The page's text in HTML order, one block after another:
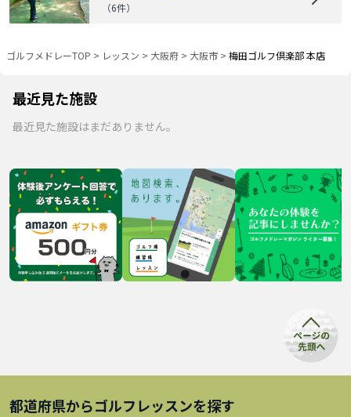
（6件）
ゴルフメドレーTOP > レッスン > 大阪府 > 大阪市 > 梅田ゴルフ倶楽部 本店
最近見た施設
最近見た施設はまだありません。
都道府県からゴルフレッスンを探す